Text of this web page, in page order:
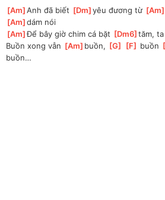
[Am ]
Anh đã biết [Dm ]
yêu đương từ [Am
Am ]
dám nói
[Am ]
Để bây giờ chim cá bặt [Dm6 ]tăm, ta
Buồn xong vẫn [Am ]buồn, [G [F buồn [
buồn…